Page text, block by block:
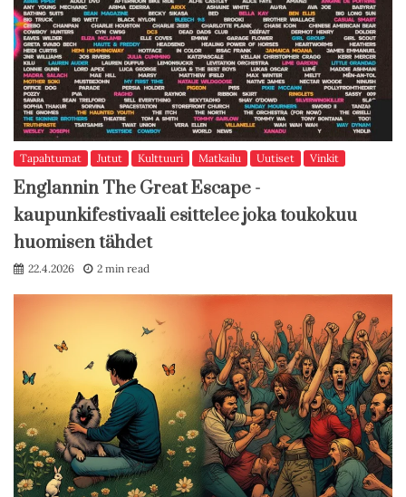
Tapahtumat Jutut Kulttuuri Matkailu Uutiset Vinkit
Englannin The Great Escape -
kaupunkifestivaali esittelee joka toukokuu
huomisen tähdet
22.4.2026 2 min read